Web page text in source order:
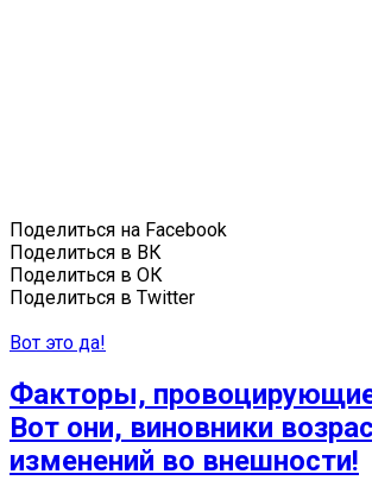
Поделиться на Facebook
Поделиться в ВК
Поделиться в ОК
Поделиться в Twitter
Вот это да!
Факторы, провоцирующие
Вот они, виновники
изменений во внешности!